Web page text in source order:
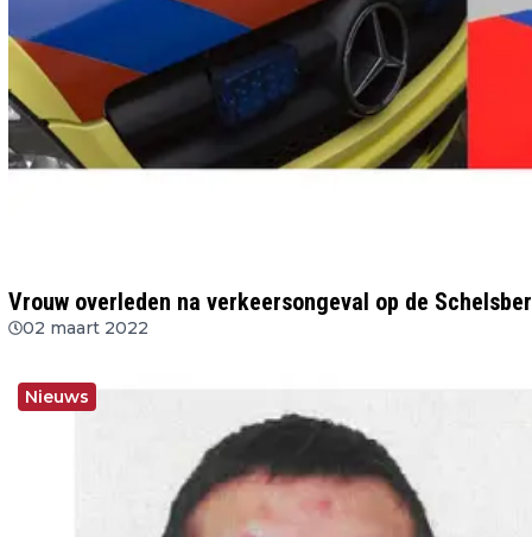
Vrouw overleden na verkeersongeval op de
02 maart 2022
Nieuws